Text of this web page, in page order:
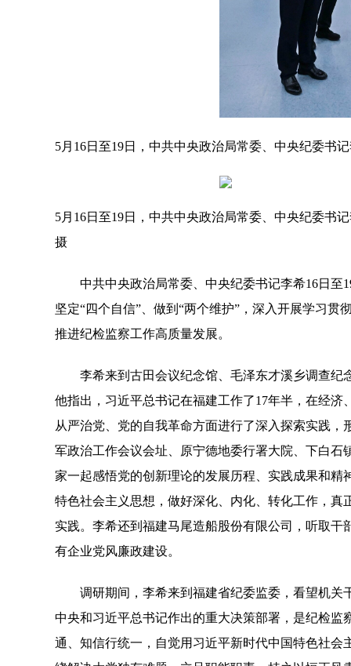
5月16日至19日，中共中央政治局常委、中央纪委书
5月16日至19日，中共中央政治局常委、中央纪委书
摄
中共中央政治局常委、中央纪委书记李希16日至
坚定“四个自信”、做到“两个维护”，深入开展学习
推进纪检监察工作高质量发展。
李希来到古田会议纪念馆、毛泽东才溪乡调查纪
他指出，习近平总书记在福建工作了17年半，在经
从严治党、党的自我革命方面进行了深入探索实践
军政治工作会议会址、原宁德地委行署大院、下白石
家一起感悟党的创新理论的发展历程、实践成果和
特色社会主义思想，做好深化、内化、转化工作，
实践。李希还到福建马尾造船股份有限公司，听取
有企业党风廉政建设。
调研期间，李希来到福建省纪委监委，看望机关
中央和习近平总书记作出的重大决策部署，是纪检
通、知信行统一，自觉用习近平新时代中国特色社